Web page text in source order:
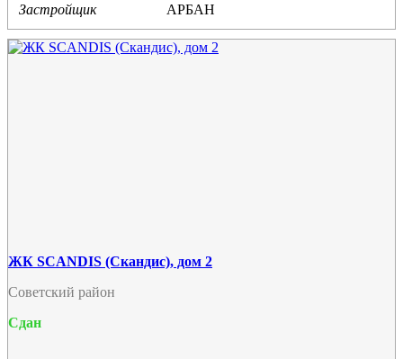
Застройщик
АРБАН
ЖК SCANDIS (Скандис), дом 2
Советский район
Сдан